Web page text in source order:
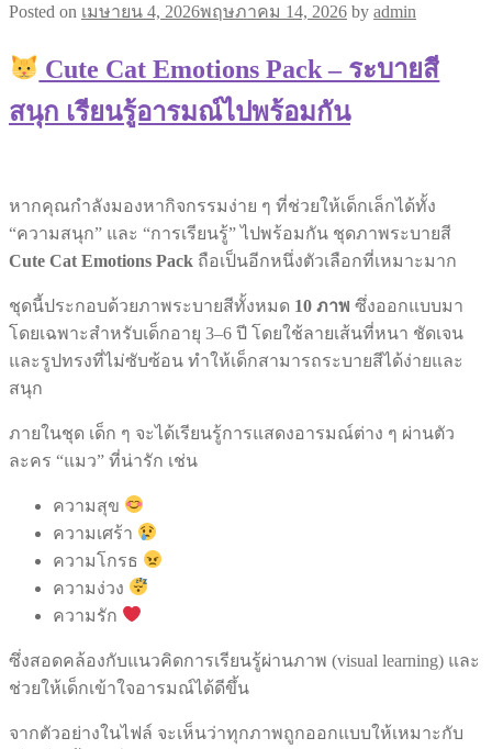
Posted on เมษายน 4, 2026พฤษภาคม 14, 2026 by admin
Cute Cat Emotions Pack – ระบายสี
สนุก เรียนรู้อารมณ์ไปพร้อมกัน
หากคุณกำลังมองหากิจกรรมง่าย ๆ ที่ช่วยให้เด็กเล็กได้ทั้ง
“ความสนุก” และ “การเรียนรู้” ไปพร้อมกัน ชุดภาพระบายสี
Cute Cat Emotions Pack ถือเป็นอีกหนึ่งตัวเลือกที่เหมาะมาก
ชุดนี้ประกอบด้วยภาพระบายสีทั้งหมด 10 ภาพ ซึ่งออกแบบมา
โดยเฉพาะสำหรับเด็กอายุ 3–6 ปี โดยใช้ลายเส้นที่หนา ชัดเจน
และรูปทรงที่ไม่ซับซ้อน ทำให้เด็กสามารถระบายสีได้ง่ายและ
สนุก
ภายในชุด เด็ก ๆ จะได้เรียนรู้การแสดงอารมณ์ต่าง ๆ ผ่านตัว
ละคร “แมว” ที่น่ารัก เช่น
ความสุข
ความเศร้า
ความโกรธ
ความง่วง
ความรัก
ซึ่งสอดคล้องกับแนวคิดการเรียนรู้ผ่านภาพ (visual learning) และ
ช่วยให้เด็กเข้าใจอารมณ์ได้ดีขึ้น
จากตัวอย่างในไฟล์ จะเห็นว่าทุกภาพถูกออกแบบให้เหมาะกับ